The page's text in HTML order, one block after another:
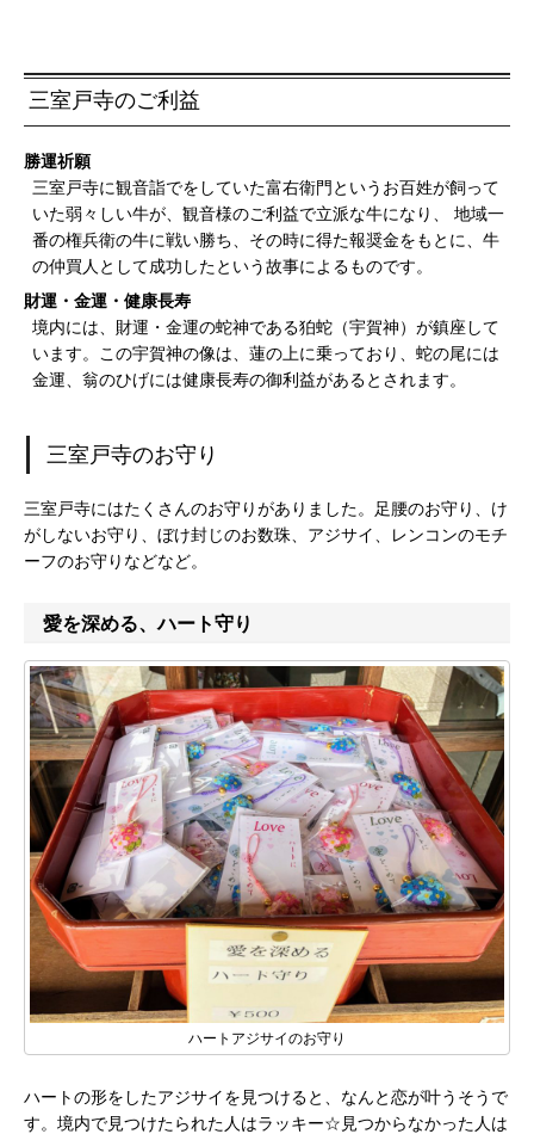
三室戸寺のご利益
勝運祈願
三室戸寺に観音詣でをしていた富右衛門というお百姓が飼って
いた弱々しい牛が、観音様のご利益で立派な牛になり、 地域一
番の権兵衛の牛に戦い勝ち、その時に得た報奨金をもとに、牛
の仲買人として成功したという故事によるものです。
財運・金運・健康長寿
境内には、財運・金運の蛇神である狛蛇（宇賀神）が鎮座して
います。この宇賀神の像は、蓮の上に乗っており、蛇の尾には
金運、翁のひげには健康長寿の御利益があるとされます。
三室戸寺のお守り
三室戸寺にはたくさんのお守りがありました。足腰のお守り、け
がしないお守り、ぼけ封じのお数珠、アジサイ、レンコンのモチ
ーフのお守りなどなど。
愛を深める、ハート守り
ハートアジサイのお守り
ハートの形をしたアジサイを見つけると、なんと恋が叶うそうで
す。境内で見つけたられた人はラッキー☆見つからなかった人は